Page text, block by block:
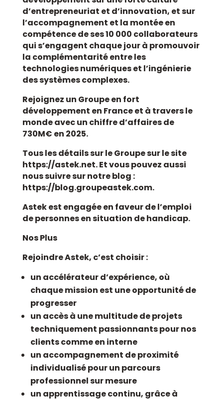
d’entrepreneuriat et d’innovation, et sur
l’accompagnement et la montée en
compétence deses 10 000 collaborateurs
qui s’engagent chaque jour à promouvoir
la complémentarité entre les
technologies numériques et l’ingénierie
des systèmes complexes.
Rejoignez un Groupe en fort
développement en France et à travers le
monde avec un chiffre d’affaires de
730M€ en 2025.
Tous les détails sur le Groupe sur le site
https://astek.net. Et vous pouvez aussi
nous suivre sur notre blog :
https://blog.groupeastek.com.
Astek est engagée en faveur de l’emploi
de personnes en situation de handicap.
Nos Plus
Rejoindre Astek, c’est choisir :
un accélérateur d’expérience, où
chaque mission est une opportunité de
progresser
un accès à une multitude de projets
techniquement passionnants pour nos
clients comme en interne
un accompagnement de proximité
individualisé pour un parcours
professionnel sur mesure
un apprentissage continu, grâce à